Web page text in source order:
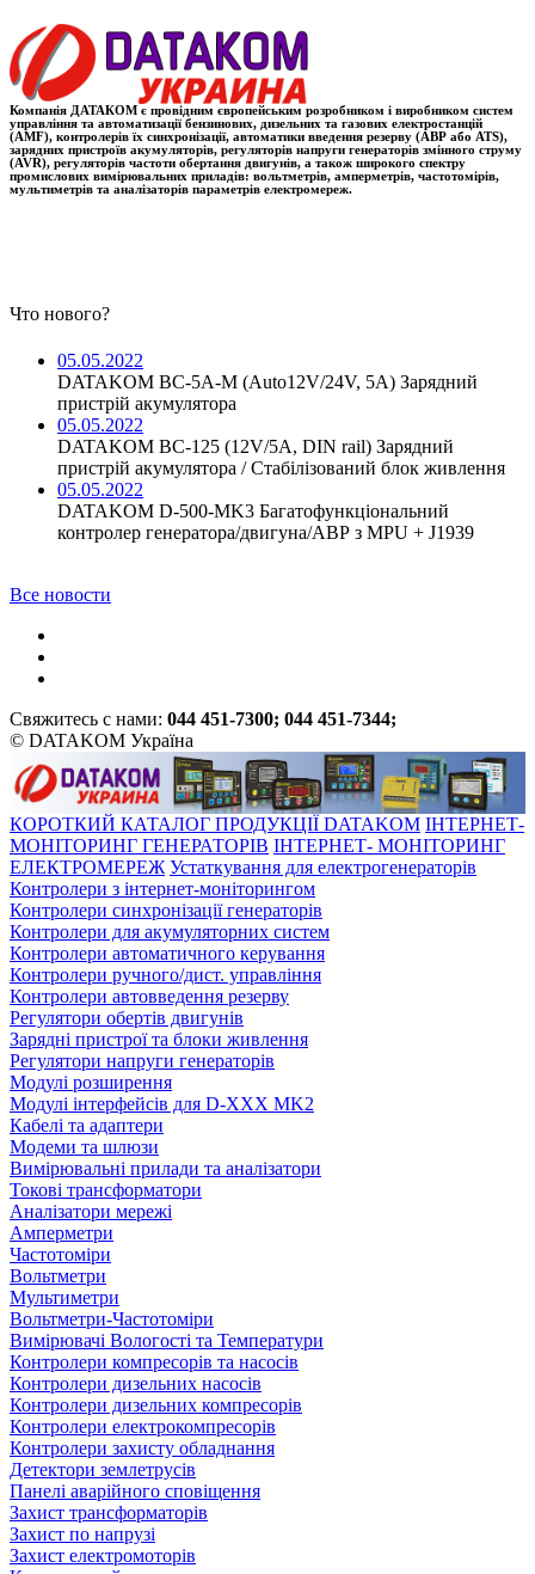
Компанія ДАТАКОМ є провідним європейським розробником і виробником систем
управління та автоматизації бензинових, дизельних та газових електростанцій
(AMF), контролерів їх синхронізації, автоматики введення резерву (АВР або ATS),
зарядних пристроїв акумуляторів, регуляторів напруги генераторів змінного струму
(AVR), регуляторів частоти обертання двигунів, а також широкого спектру
промислових вимірювальних приладів: вольтметрів, амперметрів, частотомірів,
мультиметрів та аналізаторів параметрів електромереж.
Что нового?
05.05.2022
DATAKOM BC-5A-M (Auto12V/24V, 5A) Зарядний
пристрій акумулятора
05.05.2022
DATAKOM BC-125 (12V/5A, DIN rail) Зарядний
пристрій акумулятора / Стабілізований блок живлення
05.05.2022
DATAKOM D-500-MK3 Багатофункціональний
контролер генератора/двигуна/АВР з MPU + J1939
Все новости
Свяжитесь с нами: 044 451-7300; 044 451-7344;
© DATAKOM Україна
КОРОТКИЙ КАТАЛОГ ПРОДУКЦІЇ DATAKOM ІНТЕРНЕТ-
МОНІТОРИНГ ГЕНЕРАТОРІВ ІНТЕРНЕТ- МОНІТОРИНГ
ЕЛЕКТРОМЕРЕЖ Устаткування для електрогенераторів
Контролери з інтернет-моніторингом
Контролери синхронізації генераторів
Контролери для акумуляторних систем
Контролери автоматичного керування
Контролери ручного/дист. управління
Контролери автовведення резерву
Регулятори обертів двигунів
Зарядні пристрої та блоки живлення
Регулятори напруги генераторів
Модулі розширення
Модулі інтерфейсів для D-XXX MK2
Кабелі та адаптери
Модеми та шлюзи
Вимірювальні прилади та аналізатори
Токові трансформатори
Аналізатори мережі
Амперметри
Частотоміри
Вольтметри
Мультиметри
Вольтметри-Частотоміри
Вимірювачі Вологості та Температури
Контролери компресорів та насосів
Контролери дизельних насосів
Контролери дизельних компресорів
Контролери електрокомпресорів
Контролери захисту обладнання
Детектори землетрусів
Панелі аварійного сповіщення
Захист трансформаторів
Захист по напрузі
Захист електромоторів